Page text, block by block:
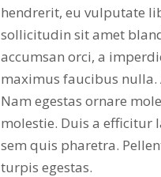
hendrerit, eu vulputate
sollicitudin sit amet
accumsan orci, a
maximus faucibus
Nam egestas ornare
molestie. Duis a efficitur
sem quis pharetra.
turpis egestas.